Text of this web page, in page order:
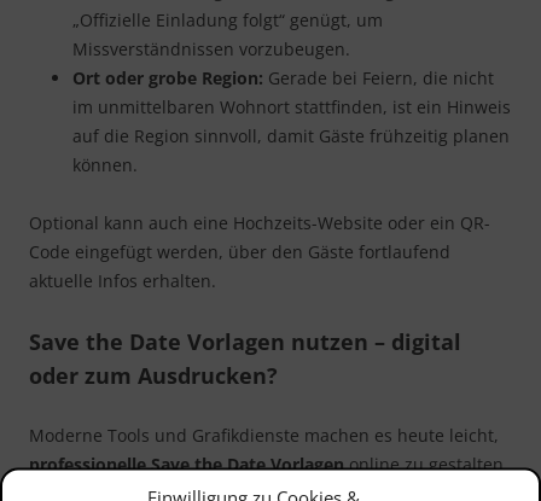
„Offizielle Einladung folgt“ genügt, um
Missverständnissen vorzubeugen.
Ort oder grobe Region: Gerade bei Feiern, die nicht
im unmittelbaren Wohnort stattfinden, ist ein Hinweis
auf die Region sinnvoll, damit Gäste frühzeitig planen
können.
Optional kann auch eine Hochzeits-Website oder ein QR-
Code eingefügt werden, über den Gäste fortlaufend
aktuelle Infos erhalten.
Save the Date Vorlagen nutzen – digital
oder zum Ausdrucken?
Moderne Tools und Grafikdienste machen es heute leicht,
professionelle Save the Date Vorlagenonline zu gestalten
– auch ohne Grafikkenntnisse. Zahlreiche Plattformen wie